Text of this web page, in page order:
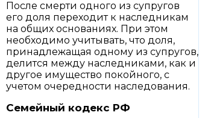
После смерти одного из супругов
его доля переходит к наследникам
на общих основаниях. При этом
необходимо учитывать, что доля,
принадлежащая одному из супругов,
делится между наследниками, как и
другое имущество покойного, с
учетом очередности наследования.
Семейный кодекс РФ